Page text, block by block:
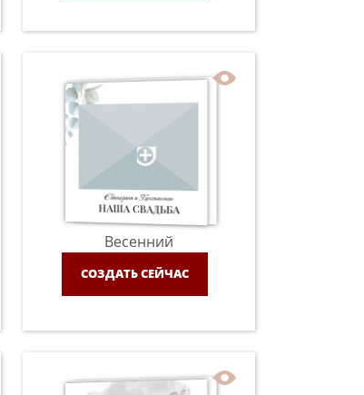
Весенний
СОЗДАТЬ СЕЙЧАС